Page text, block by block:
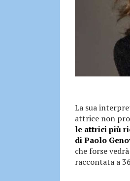
La sua
attrice non
le attrici più
di Paolo
che forse
raccontata a